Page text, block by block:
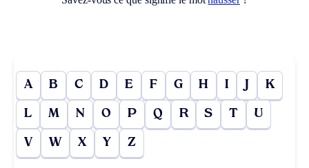
A B C D E F G H I J K
L M N O P Q R S T U
V W X Y Z